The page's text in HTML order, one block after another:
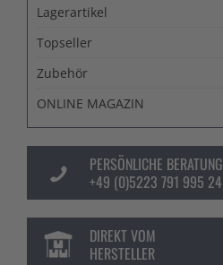
Lagerartikel
Topseller
Zubehör
ONLINE MAGAZIN
PERSÖNLICHE BERATUNG
+49 (0)5223 791 995 24
DIREKT VOM
HERSTELLER